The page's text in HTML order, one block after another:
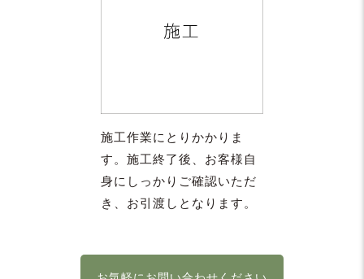
施工作業にとりかかりま
す。施工終了後、お客様自
身にしっかりご確認いただ
き、お引渡しとなります。